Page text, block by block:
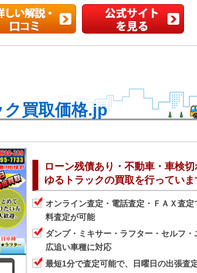
ク買取価格.jp
ローン残債あり・不動車・車検
ゆるトラックの買取を行っていま
オンライン査定・電話査定・ＦＡＸ査
料査定が可能
ダンプ・ミキサー・ラフター・セルフ
広追い車種に対応
最短1分で査定可能で、日曜日の出張査